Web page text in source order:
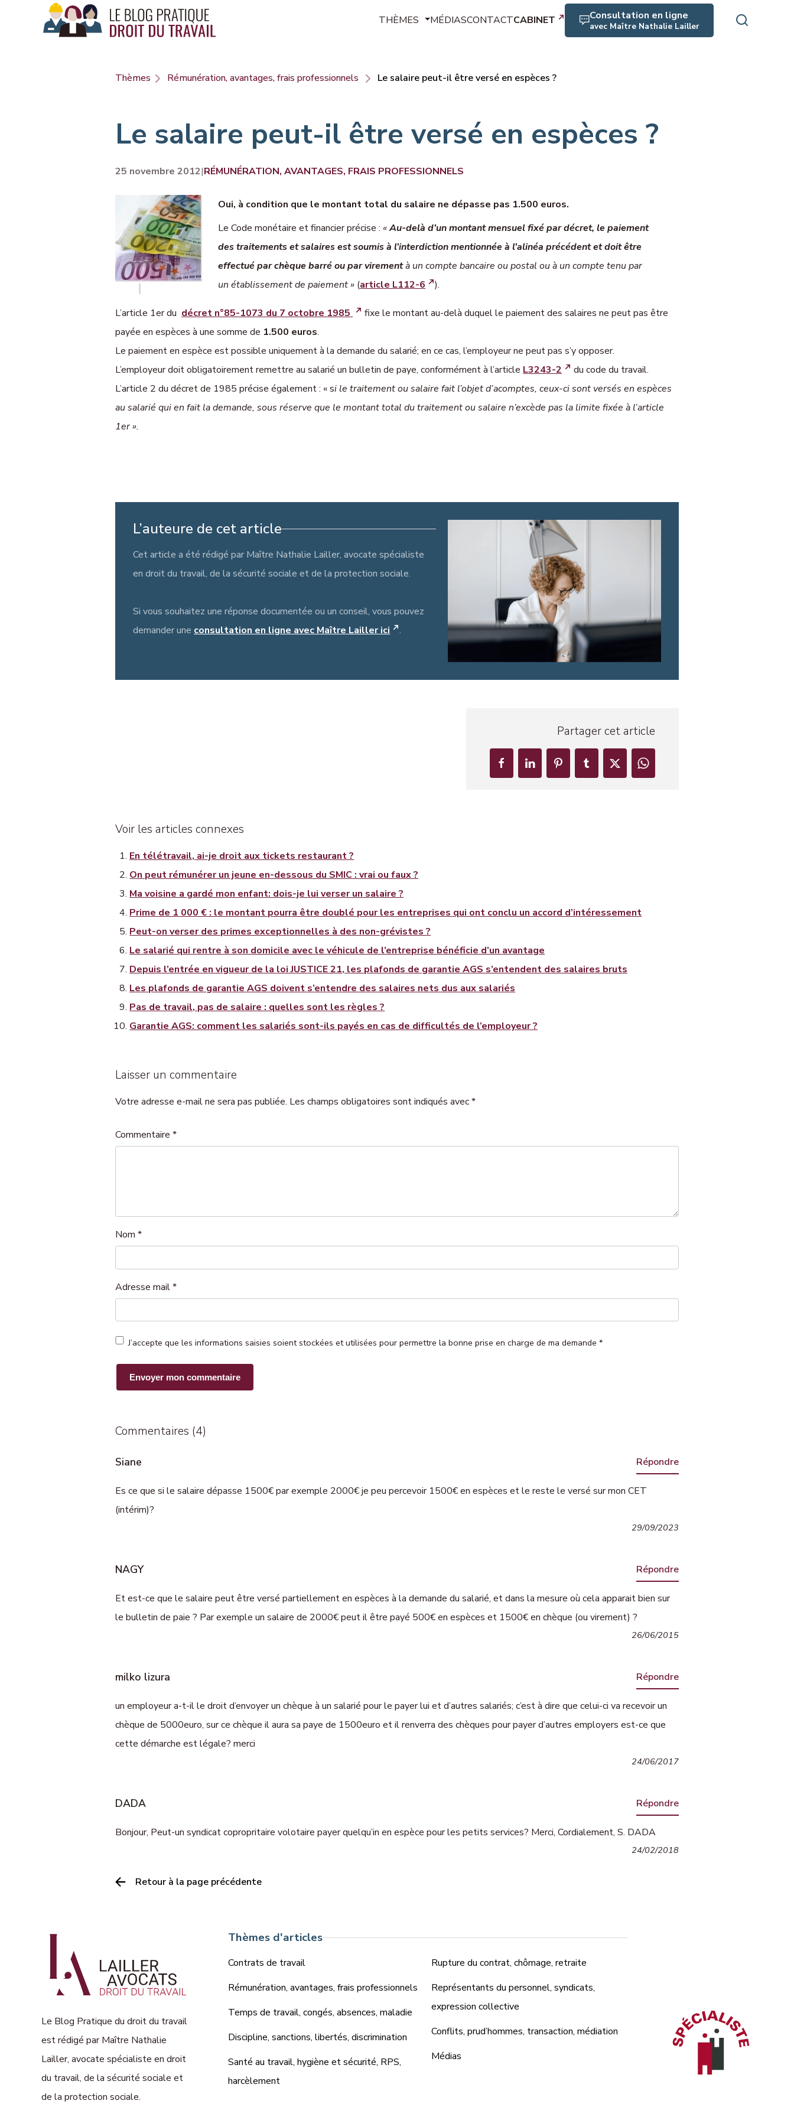
Panneau de gestion des cookies
THÈMES
Rémunération, avantages, frais professionnels
Discipline, sanctions, libertés, discrimination
Conflits, prud’hommes, transaction, médiation
MÉDIASCONTACTCABINET Consultation en ligne
avec Maître Nathalie Lailler
Thèmes Rémunération, avantages, frais professionnels Le salaire peut-il être versé en espèces ?
Le salaire peut-il être versé en espèces ?
25 novembre 2012|RÉMUNÉRATION, AVANTAGES, FRAIS PROFESSIONNELS
Oui, à condition que le montant total du salaire ne dépasse pas 1.500 euros.
Le Code monétaire et financier précise : «Au-delà d’un montant mensuel fixé par décret, le paiement
des traitements et salaires est soumis à l’interdiction mentionnée à l’alinéa précédent et doit être
effectué par chèque barré ou par virementà un compte bancaire ou postal ou à un compte tenu par
un établissement de paiement » (article L112-6 ).
L’article 1er du décret n°85-1073 du 7 octobre 1985
fixe le montant au-delà duquel le paiement des salaires ne peut pas être
payée en espèces à une somme de 1.500 euros.
Le paiement en espèce est possible uniquement à la demande du salarié; en ce cas, l’employeur ne peut pas s’y opposer.
L’employeur doit obligatoirement remettre au salarié un bulletin de paye, conformément à l’article L3243-2
du code du travail.
L’article 2 du décret de 1985 précise également : « si le traitement ou salaire fait l’objet d’acomptes, ceux-ci sont versés en espèces
au salarié qui en fait la demande, sous réserve que le montant total du traitement ou salaire n’excède pas la limite fixée à l’article
1er ».
L’auteure de cet article
Cet article a été rédigé par Maître Nathalie Lailler, avocate spécialiste
en droit du travail, de la sécurité sociale et de la protection sociale.
Si vous souhaitez une réponse documentée ou un conseil, vous pouvez
demander une consultation en ligne avec Maître Lailler ici .
Partager cet article
Voir les articles connexes
En télétravail, ai-je droit aux tickets restaurant ?
On peut rémunérer un jeune en-dessous du SMIC : vrai ou faux ?
Ma voisine a gardé mon enfant: dois-je lui verser un salaire ?
Prime de 1 000 € : le montant pourra être doublé pour les entreprises qui ont conclu un accord d’intéressement
Peut-on verser des primes exceptionnelles à des non-grévistes ?
Le salarié qui rentre à son domicile avec le véhicule de l’entreprise bénéficie d’un avantage
Depuis l’entrée en vigueur de la loi JUSTICE 21, les plafonds de garantie AGS s’entendent des salaires bruts
Les plafonds de garantie AGS doivent s’entendre des salaires nets dus aux salariés
Pas de travail, pas de salaire : quelles sont les règles ?
Garantie AGS: comment les salariés sont-ils payés en cas de difficultés de l’employeur ?
Laisser un commentaire
Votre adresse e-mail ne sera pas publiée. Les champs obligatoires sont indiqués avec *
Commentaire *
Nom *
Adresse mail*
J’accepte que les informations saisies soient stockées et utilisées pour permettre la bonne prise en charge de ma demande *
Commentaires (4)
Siane Répondre
Es ce que si le salaire dépasse 1500€ par exemple 2000€ je peu percevoir 1500€ en espèces et le reste le versé sur mon CET
(intérim)?
29/09/2023
NAGY Répondre
Et est-ce que le salaire peut être versé partiellement en espèces à la demande du salarié, et dans la mesure où cela apparait bien sur
le bulletin de paie ? Par exemple un salaire de 2000€ peut il être payé 500€ en espèces et 1500€ en chèque (ou virement) ?
26/06/2015
milko lizura Répondre
un employeur a-t-il le droit d’envoyer un chèque à un salarié pour le payer lui et d’autres salariés; c’est à dire que celui-ci va recevoir un
chèque de 5000euro, sur ce chèque il aura sa paye de 1500euro et il renverra des chèques pour payer d’autres employers est-ce que
cette démarche est légale? merci
24/06/2017
DADA Répondre
Bonjour, Peut-un syndicat copropritaire volotaire payer quelqu’in en espèce pour les petits services? Merci, Cordialement, S. DADA
24/02/2018
Retour à la page précédente
Le Blog Pratique du droit du travail
est rédigé par Maître Nathalie
Lailler, avocate spécialiste en droit
du travail, de la sécurité sociale et
de la protection sociale.
Thèmes d'articles
Contrats de travail
Rémunération, avantages, frais professionnels
Temps de travail, congés, absences, maladie
Discipline, sanctions, libertés, discrimination
Santé au travail, hygiène et sécurité, RPS,
harcèlement
Rupture du contrat, chômage, retraite
Représentants du personnel, syndicats,
expression collective
Conflits, prud’hommes, transaction, médiation
Médias